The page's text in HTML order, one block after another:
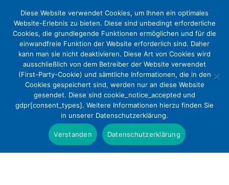
Fit für die Hebammenarbeit in der
Wahlheimat Deutschland
Presse
Diese Website verwendet Cookies, um Ihnen ein optimales
Website-Erlebnis zu bieten. Diese sind unbedingt erforderliche
Cookies, die grundlegende Funktionen ermöglichen und für die
einwandfreie Funktion der Website erforderlich sind. Daher
kann man sie nicht deaktivieren. Diese Art von Cookies wird
ausschließlich von dem Betreiber der Website verwendet
(First-Party-Cookie) und sämtliche Informationen, die in den
Cookies gespeichert sind, werden nur an diese Website
gesendet. Diese sind cookie_notice_accepted und
gdpr[consent_types]. Weitere Informationen hierzu finden Sie
in unserer Datenschutzerklärung.
Verstanden Datenschutzerklärung